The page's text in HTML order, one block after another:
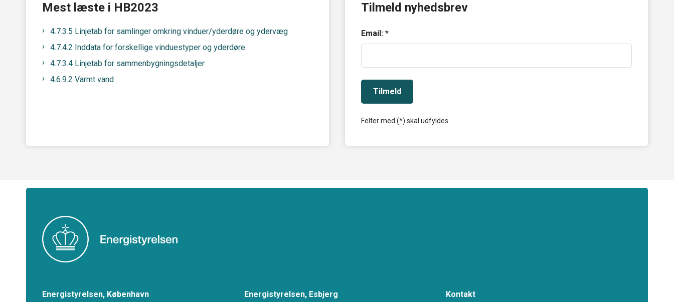
Mest læste i HB2023
4.7.3.5 Linjetab for samlinger omkring vinduer/yderdøre og ydervæg
4.7.4.2 Inddata for forskellige vinduestyper og yderdøre
4.7.3.4 Linjetab for sammenbygningsdetaljer
4.6.9.2 Varmt vand
Tilmeld nyhedsbrev
Email: *
Tilmeld
Felter med (*) skal udfyldes
Energistyrelsen, København Energistyrelsen, Esbjerg Kontakt